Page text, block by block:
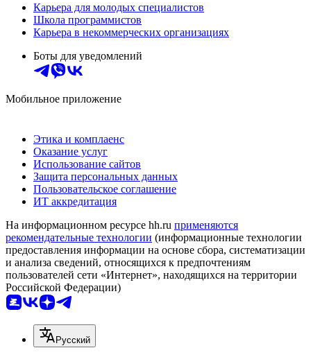
Карьера для молодых специалистов
Школа программистов
Карьера в некоммерческих организациях
Боты для уведомлений
Мобильное приложение
Этика и комплаенс
Оказание услуг
Использование сайтов
Защита персональных данных
Пользовательское соглашение
ИТ аккредитация
На информационном ресурсе hh.ru применяются
рекомендательные технологии (информационные технологии
предоставления информации на основе сбора, систематизации
и анализа сведений, относящихся к предпочтениям
пользователей сети «Интернет», находящихся на территории
Российской Федерации)
Русский